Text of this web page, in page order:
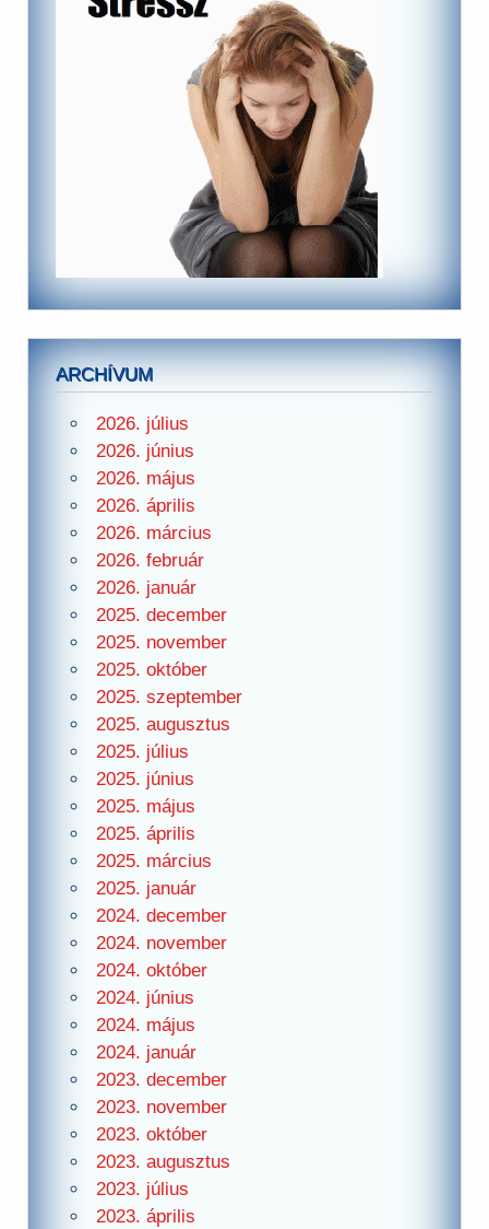
ARCHÍVUM
2026. július
2026. június
2026. május
2026. április
2026. március
2026. február
2026. január
2025. december
2025. november
2025. október
2025. szeptember
2025. augusztus
2025. július
2025. június
2025. május
2025. április
2025. március
2025. január
2024. december
2024. november
2024. október
2024. június
2024. május
2024. január
2023. december
2023. november
2023. október
2023. augusztus
2023. július
2023. április